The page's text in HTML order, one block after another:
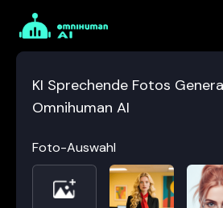
KI Sprechende Fotos
Omnihuman AI
Foto-Auswahl